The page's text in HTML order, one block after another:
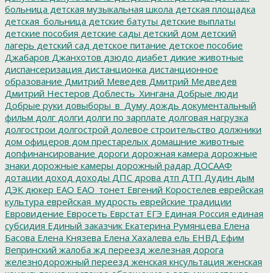
больница детская музыкальная школа детская площадка
детская_больница детские батуты детские выплаты
детские пособия детские сады детский дом детский
лагерь детский сад детское питание детское пособие
Джабаров Джанхотов дзюдо диабет дикие животные
диспансеризация дистанционка дистанционное
образование Дмитрий Меведев Дмитрий Медведев
Дмитрий Нестеров Доблесть_Хингана Добрые люди
Добрые руки довыборы_в_Думу дождь документальный
фильм долг долги долги по зарплате долговая нагрузка
долгострои долгострой долевое строительство должники
дом офицеров дом престарелых домашние животные
допфинансирование дороги дорожная камера дорожные
знаки дорожные камеры дорожный радар ДОСААФ
дотации доход доходы ДПС дрова дтп ДТП Дудин дым
ДЭК дюкер ЕАО ЕАО_тонет Евгений Коростелев еврейская
культура еврейская_мудрость еврейские традиции
Евровидение Евросеть Еврстат ЕГЭ Единая Россия единая
субсидия Единый заказчик Екатерина Румянцева Елена
Басова Елена Князева Елена Хахалева ель ЕНВД Ефим
Вепринский жалоба жд переезд железная дорога
железнодорожный переезд женская кнсультация женская